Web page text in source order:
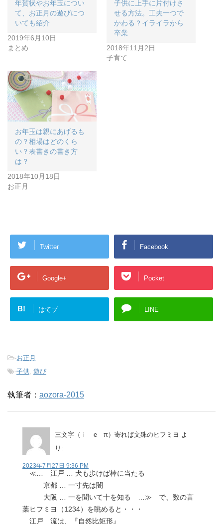
年賀状やお年玉につい
て、お正月の遊びにつ
いても紹介
2019年6月10日
まとめ
子供に上手に片付けさ
せる方法。工夫一つで
かわる？イライラから
卒業
2018年11月2日
子育て
お年玉は親にあげるも
の？相場はどのくら
い？表書きの書き方
は？
2018年10月18日
お正月
Twitter Facebook
Google+ Pocket
B! はてブ LINE
-お正月
-子供, 遊び
執筆者： aozora-2015
三文字（ｉ e π）寄れば文殊のヒフミヨ よ
り:
2023年7月27日 9:36 PM
≪… 江戸 … 犬も歩けば棒に当たる
京都 … 一寸先は闇
大阪 … 一を聞いて十を知る …≫ で、数の言
葉ヒフミヨ（1234）を眺めると・・・
江戸 流は、『自然比矩形』